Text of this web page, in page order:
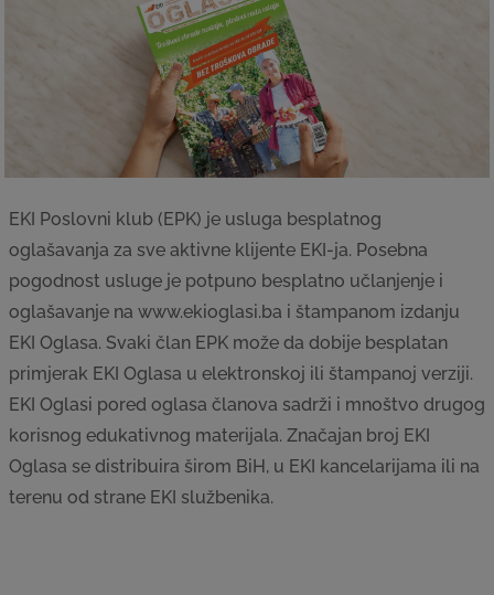
EKI Poslovni klub (EPK) je usluga besplatnog
oglašavanja za sve aktivne klijente EKI-ja. Posebna
pogodnost usluge je potpuno besplatno učlanjenje i
oglašavanje na www.ekioglasi.ba i štampanom izdanju
EKI Oglasa. Svaki član EPK može da dobije besplatan
primjerak EKI Oglasa u elektronskoj ili štampanoj verziji.
EKI Oglasi pored oglasa članova sadrži i mnoštvo drugog
korisnog edukativnog materijala. Značajan broj EKI
Oglasa se distribuira širom BiH, u EKI kancelarijama ili na
terenu od strane EKI službenika.